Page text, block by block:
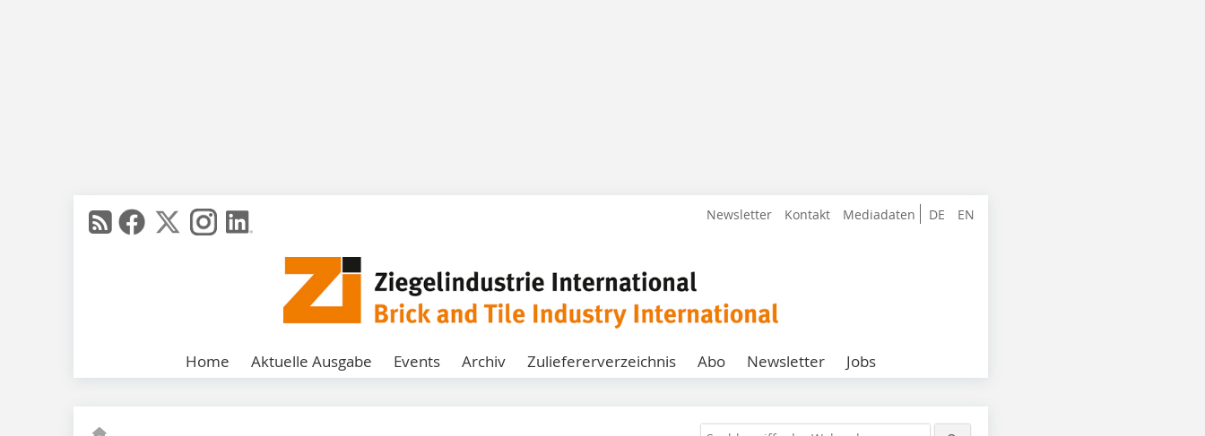
DE EN
Newsletter Kontakt Mediadaten
Home Aktuelle Ausgabe Events Archiv Zuliefererverzeichnis Abo Newsletter Jobs